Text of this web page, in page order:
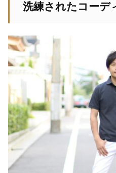
洗練されたコーデ